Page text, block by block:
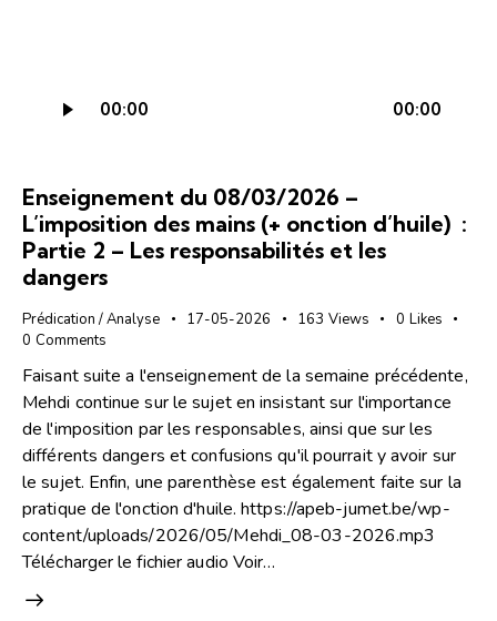
audio
00:00 00:00
Enseignement du 08/03/2026 –
L’imposition des mains (+ onction d’huile) :
Partie 2 – Les responsabilités et les
dangers
Prédication / Analyse 17-05-2026 163 Views 0 Likes
0 Comments
Faisant suite a l'enseignement de la semaine précédente,
Mehdi continue sur le sujet en insistant sur l'importance
de l'imposition par les responsables, ainsi que sur les
différents dangers et confusions qu'il pourrait y avoir sur
le sujet. Enfin, une parenthèse est également faite sur la
pratique de l'onction d'huile. https://apeb-jumet.be/wp-
content/uploads/2026/05/Mehdi_08-03-2026.mp3
Télécharger le fichier audio Voir…